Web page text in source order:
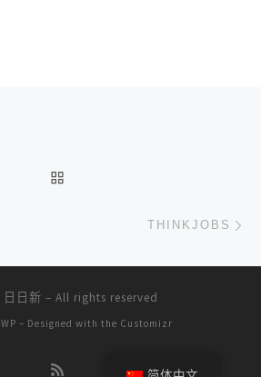
THINKJOBS
日日新 – All rights reserved
WP – Designed with the Customizr